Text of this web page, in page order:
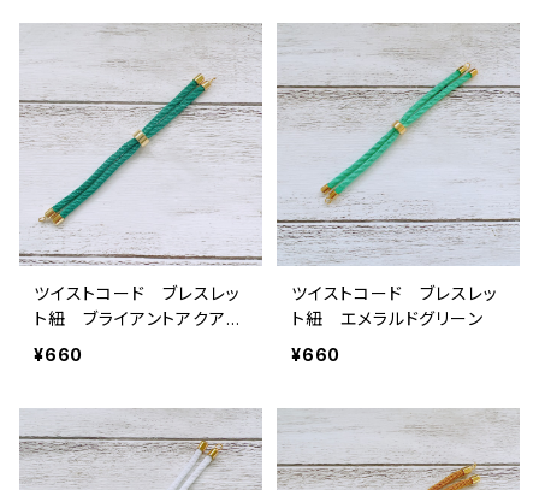
ツイストコード ブレスレッ
ト紐 ブライアントアクアグ
リーン
¥660
ツイストコード ブレスレッ
ト紐 エメラルドグリーン
¥660